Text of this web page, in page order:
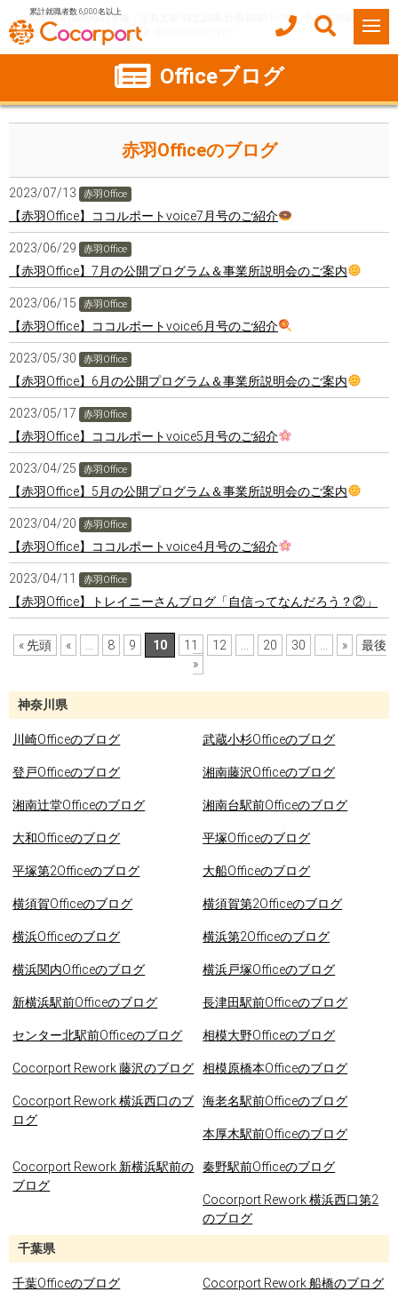
累計就職者数 6,000名以上
ココルポート(就労移行支援・定着支援/自立訓練/計画相談) HOME
事業所紹介
東京都
北区 赤羽Office
Officeブログ
神奈川県
川崎Officeのブログ 武蔵小杉Officeのブログ
登戸Officeのブログ 湘南藤沢Officeのブログ
湘南辻堂Officeのブログ 湘南台駅前Officeのブログ
大和Officeのブログ 平塚Officeのブログ
平塚第2Officeのブログ 大船Officeのブログ
横須賀Officeのブログ 横須賀第2Officeのブログ
横浜Officeのブログ 横浜第2Officeのブログ
横浜関内Officeのブログ 横浜戸塚Officeのブログ
新横浜駅前Officeのブログ 長津田駅前Officeのブログ
センター北駅前Officeのブログ 相模大野Officeのブログ
Cocorport Rework 藤沢のブログ 相模原橋本Officeのブログ
Cocorport Rework 横浜西口のブ
ログ
海老名駅前Officeのブログ
本厚木駅前Officeのブログ
Cocorport Rework 新横浜駅前の
ブログ
秦野駅前Officeのブログ
Cocorport Rework 横浜西口第2
のブログ
千葉県
千葉Officeのブログ Cocorport Rework 船橋のブログ
赤羽Officeのブログ
2023/07/13 赤羽Office
【赤羽Office】ココルポートvoice7月号のご紹介
2023/06/29 赤羽Office
【赤羽Office】7月の公開プログラム＆事業所説明会のご案内
2023/06/15 赤羽Office
【赤羽Office】ココルポートvoice6月号のご紹介
2023/05/30 赤羽Office
【赤羽Office】6月の公開プログラム＆事業所説明会のご案内
2023/05/17 赤羽Office
【赤羽Office】ココルポートvoice5月号のご紹介
2023/04/25 赤羽Office
【赤羽Office】5月の公開プログラム＆事業所説明会のご案内
2023/04/20 赤羽Office
【赤羽Office】ココルポートvoice4月号のご紹介
2023/04/11 赤羽Office
【赤羽Office】トレイニーさんブログ「自信ってなんだろう？②」
« 先頭 « 8 9 10 11 12 20 30 »
最後
»